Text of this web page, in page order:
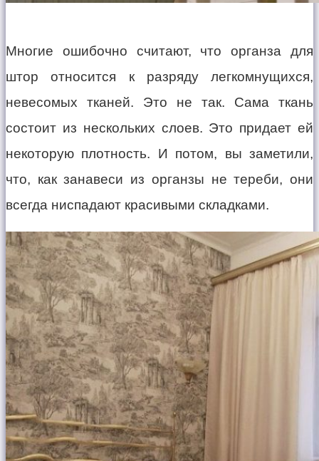
Многие ошибочно считают, что органза для
штор относится к разряду легкомнущихся,
невесомых тканей. Это не так. Сама ткань
состоит из нескольких слоев. Это придает ей
некоторую плотность. И потом, вы заметили,
что, как занавеси из органзы не тереби, они
всегда ниспадают красивыми складками.